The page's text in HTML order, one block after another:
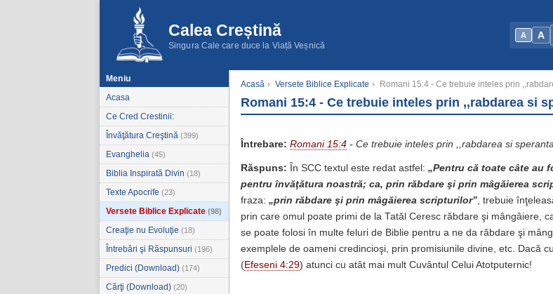
Calea Creștină
Singura Cale care duce la Viață Veșnică
A A
Meniu
Acasa
Ce Cred Crestinii:
Învăţătura Creştină (399)
Evanghelia (45)
Biblia Inspirată Divin (18)
Texte Apocrife (23)
Versete Biblice Explicate (98)
Creaţie nu Evoluţie (18)
Întrebări şi Răspunsuri (196)
Predici (Download) (174)
Cărţi (Download) (20)
Acasă › Versete Biblice Explicate › Romani 15:4 - Ce trebuie inteles prin
Romani 15:4 - Ce trebuie inteles prin ,,rabdarea si
Întrebare: Romani 15:4 - Ce trebuie inteles prin ,,rabdarea si
Răspuns: În SCC textul este redat astfel: „Pentru că toate câte au
pentru învăţătura noastră; ca, prin răbdare şi prin mâgăierea
fraza: „prin răbdare şi prin mâgăierea scripturilor”, trebuie
prin care omul poate primi de la Tatăl Ceresc răbdare şi mângâiere,
se poate folosi în multe feluri de Biblie pentru a ne da răbdare şi
exemplele de oameni credincioşi, prin promisiunile divine, etc. Dacă
(Efeseni 4:29) atunci cu atât mai mult Cuvântul Celui Atotputernic!